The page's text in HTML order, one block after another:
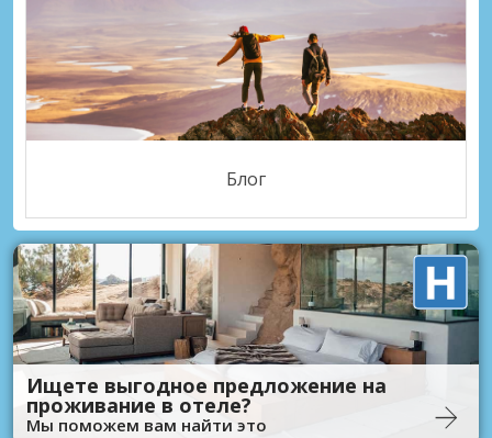
Блог
Ищете выгодное предложение на
проживание в отеле?
Мы поможем вам найти это